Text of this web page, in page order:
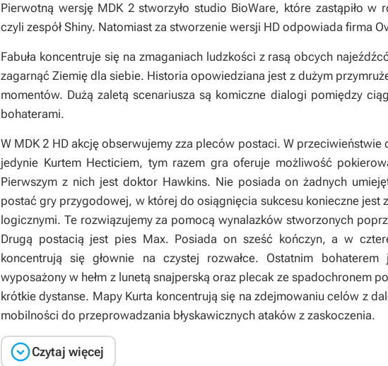
Pierwotną wersję MDK 2stworzyło studio BioWare, które zastąpiło w
czyli zespół Shiny. Natomiast za stworzenie wersji HD odpowiada firma
Fabuła koncentruje się na zmaganiach ludzkości z rasą obcych
zagarnąć Ziemię dla siebie. Historia opowiedziana jest z dużym
momentów. Dużą zaletą scenariusza są komiczne dialogi pomiędzy
bohaterami.
W MDK 2 HD akcję obserwujemy zza pleców postaci. W
jedynie Kurtem Hecticiem, tym razem gra oferuje możliwość
Pierwszym z nich jest doktor Hawkins. Nie posiada on żadnych
postać gry przygodowej, w której do osiągnięcia sukcesu konieczne jest
logicznymi. Te rozwiązujemy za pomocą wynalazków stworzonych
Drugą postacią jest pies Max. Posiada on sześć kończyn, a w
koncentrują się głownie na czystej rozwałce. Ostatnim
wyposażony w hełm z lunetą snajperską oraz plecak ze spadochronem
krótkie dystanse. Mapy Kurta koncentrują się na zdejmowaniu celów z
mobilności do przeprowadzania błyskawicznych ataków z zaskoczenia.
Czytaj więcej